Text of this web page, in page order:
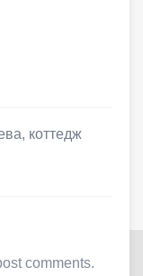
, коттедж
comments.